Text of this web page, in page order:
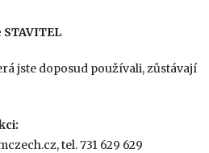
jste doposud používali, zůstávají
tel. 731 629 629